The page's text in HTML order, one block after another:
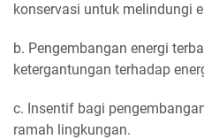
konservasi untuk melindungi
b. Pengembangan energi
ketergantungan terhadap
c. Insentif bagi
ramah lingkungan.